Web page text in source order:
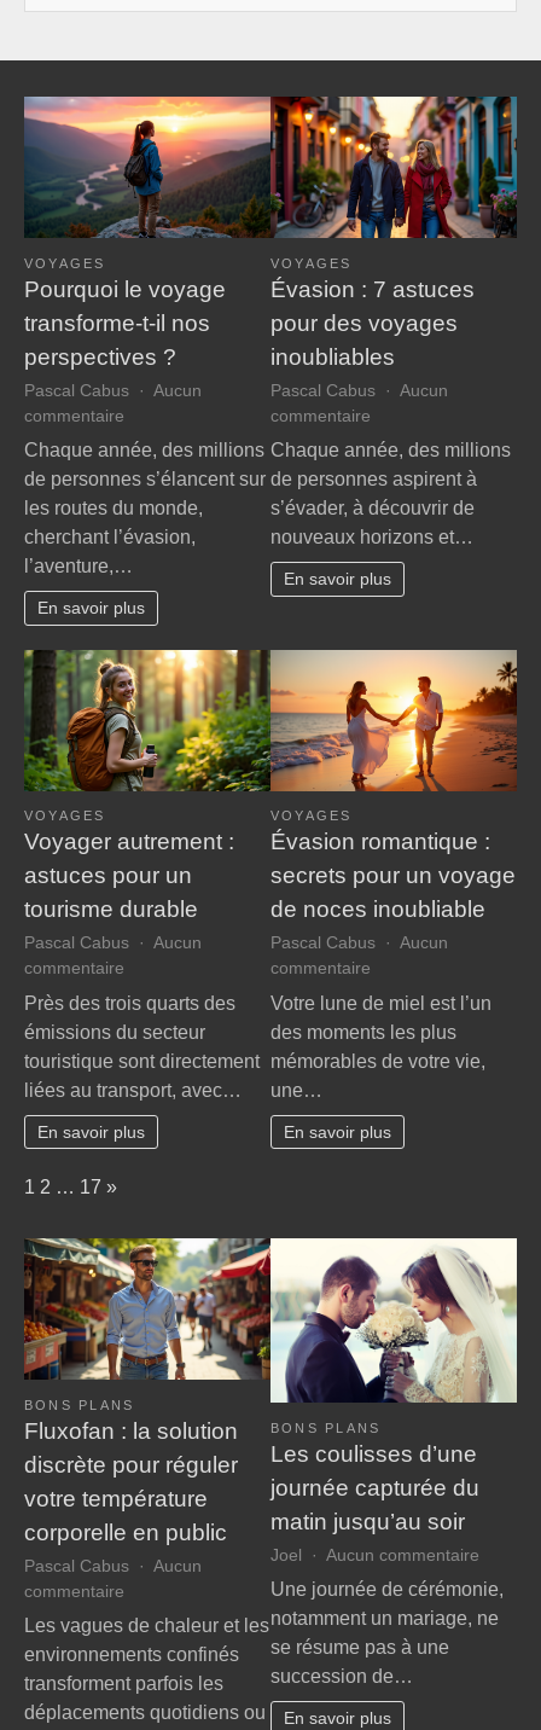
VOYAGES
Pourquoi le voyage
transforme-t-il nos
perspectives ?
Pascal Cabus
Aucun
commentaire
Pourquoi
voyage
transforme-
t-
il
nos
perspectives
Chaque année, des millions
de personnes s’élancent sur
les routes du monde,
cherchant l’évasion,
l’aventure,…
En savoir plus
VOYAGES
Évasion : 7 astuces
pour des voyages
inoubliables
Pascal Cabus
Aucun
commentaire
Évasion
7
astuces
pour
des
voyages
Chaque année, des millions
de personnes aspirent à
s’évader, à découvrir de
nouveaux horizons et…
En savoir plus
VOYAGES
Voyager autrement :
astuces pour un
tourisme durable
Pascal Cabus
Aucun
commentaire
Voyager
autrement
:
astuces
pour
un
tourisme
Près des trois quarts des
émissions du secteur
touristique sont directement
liées au transport, avec…
En savoir plus
VOYAGES
Évasion romantique :
secrets pour un voyage
de noces inoubliable
Pascal Cabus
Aucun
commentaire
Évasion
:
secrets
un
voyage
Votre lune de miel est l’un
des moments les plus
mémorables de votre vie,
une…
En savoir plus
Page:
1 2 … 17 Next
»
BONS PLANS
Fluxofan : la solution
discrète pour réguler
votre température
corporelle en public
Pascal Cabus
Aucun
commentaire
Fluxofan
la
solution
discrète
Les vagues de chaleur et les
environnements confinés
transforment parfois les
déplacements quotidiens ou
BONS PLANS
Les coulisses d’une
journée capturée du
matin jusqu’au soir
Joel Aucun commentaire
Les
d’une
Une journée de cérémonie,
notamment un mariage, ne
se résume pas à une
succession de…
En savoir plus